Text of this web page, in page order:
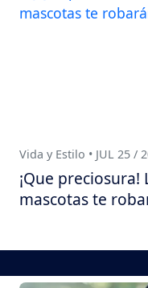
Vida y Estilo • JUL 25 /
¡Que
mascotas te